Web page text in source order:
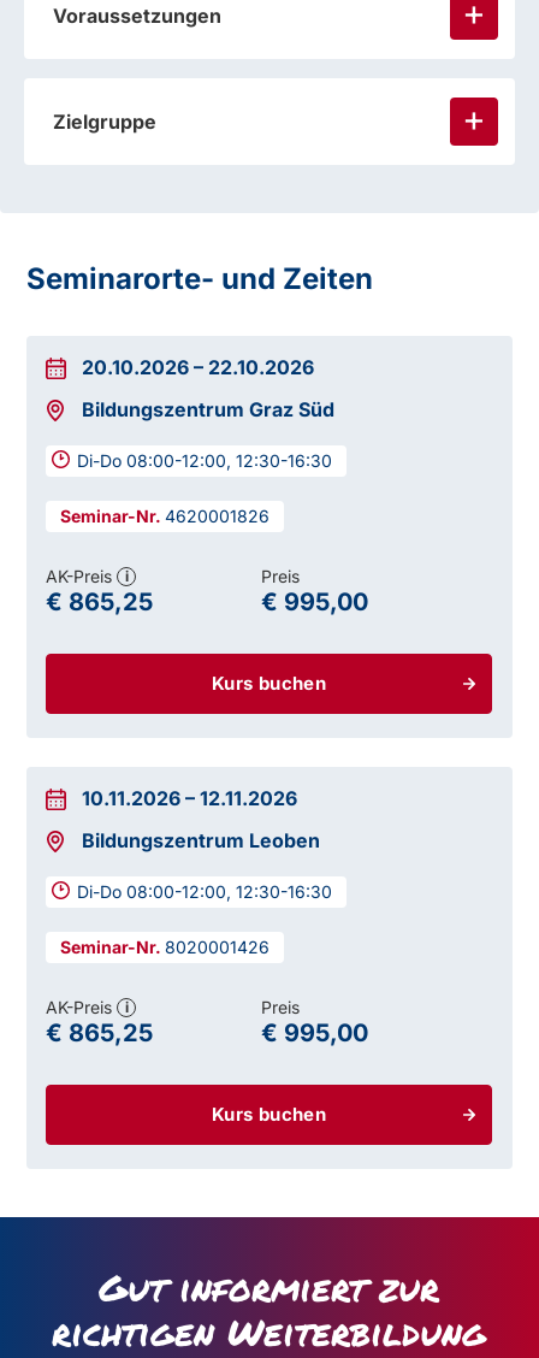
Voraussetzungen
Zielgruppe
Seminarorte- und Zeiten
20.10.2026 – 22.10.2026
Bildungszentrum Graz Süd
Di-Do 08:00-12:00, 12:30-16:30
4620001826
Kurs buchen
AK-Preis i
€ 865,25
Preis
€ 995,00
10.11.2026 –12.11.2026
Bildungszentrum Leoben
Di-Do 08:00-12:00, 12:30-16:30
8020001426
Kurs buchen
AK-Preis i
€ 865,25
Preis
€ 995,00
Gut informiert zur
richtigen Weiterbildung